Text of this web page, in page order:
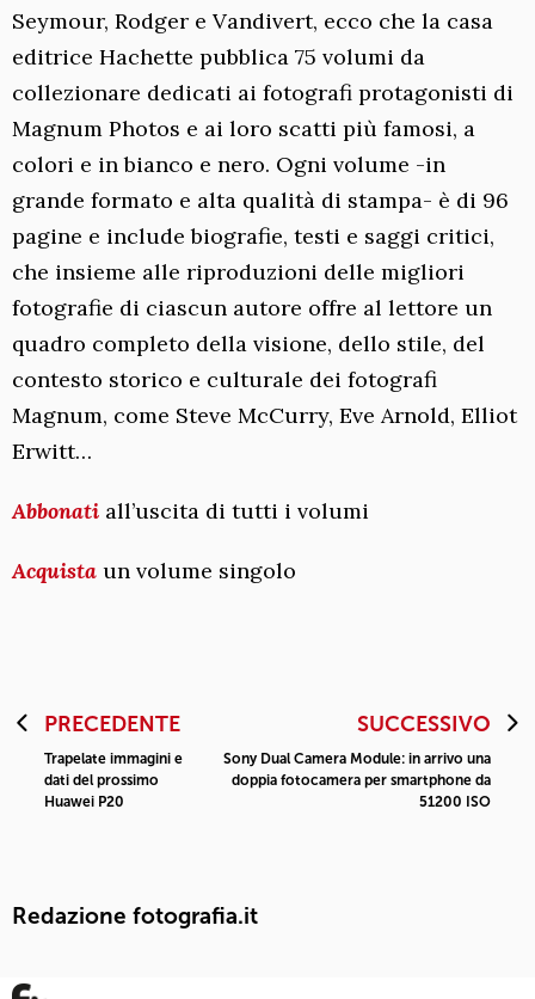
Seymour, Rodger e Vandivert, ecco che la casa
editrice Hachette pubblica 75 volumi da
collezionare dedicati ai fotografi protagonisti di
Magnum Photos e ai loro scatti più famosi, a
colori e in bianco e nero. Ogni volume -in
grande formato e alta qualità di stampa- è di 96
pagine e include biografie, testi e saggi critici,
che insieme alle riproduzioni delle migliori
fotografie di ciascun autore offre al lettore un
quadro completo della visione, dello stile, del
contesto storico e culturale dei fotografi
Magnum, come Steve McCurry, Eve Arnold, Elliot
Erwitt…
Abbonati all’uscita di tutti i volumi
Acquista un volume singolo
PRECEDENTE
Trapelate immagini e
dati del prossimo
Huawei P20
SUCCESSIVO
Sony Dual Camera Module: in arrivo una
doppia fotocamera per smartphone da
51200 ISO
Redazione fotografia.it